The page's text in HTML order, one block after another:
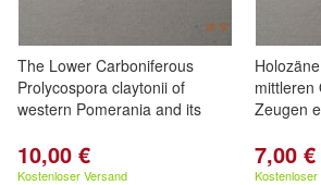
The Lower Carboniferous
Prolycospora claytonii of
western Pomerania and its
10,00 €
Kostenloser Versand
mittleren
Zeugen
7,00 €
Kostenloser